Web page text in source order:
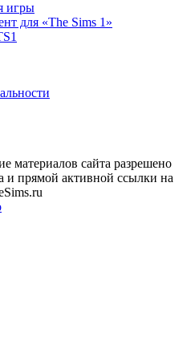
игры
для «The Sims 1»
материалов сайта разрешено
и прямой активной ссылки на